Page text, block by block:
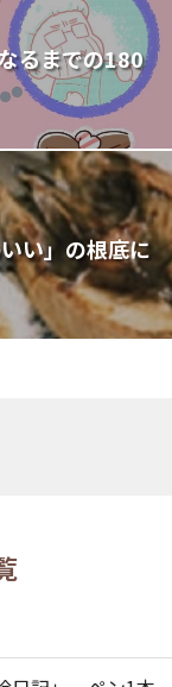
るまでの180
い」の根底に